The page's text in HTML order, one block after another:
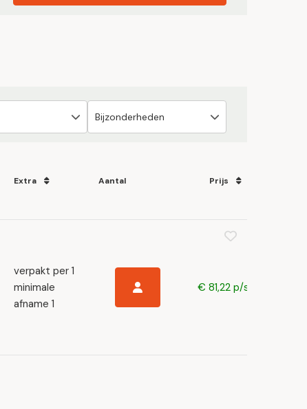
Extra Aantal Prijs
verpakt per 1
minimale
afname 1
€ 81,22 p/s